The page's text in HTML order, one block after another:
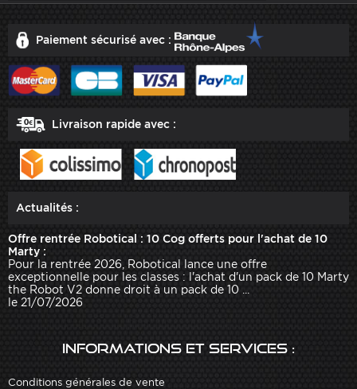
Paiement sécurisé avec :
Livraison rapide avec :
Actualités :
Offre rentrée Robotical : 10 Cog offerts pour l'achat de 10
Marty :
Pour la rentrée 2026, Robotical lance une offre
exceptionnelle pour les classes : l'achat d'un pack de 10 Marty
the Robot V2 donne droit à un pack de 10 ...
le 21/07/2026
Informations et services :
Conditions générales de vente